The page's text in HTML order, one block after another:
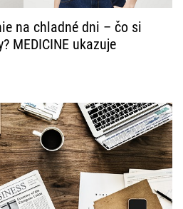
na chladné dni – čo si
MEDICINE ukazuje